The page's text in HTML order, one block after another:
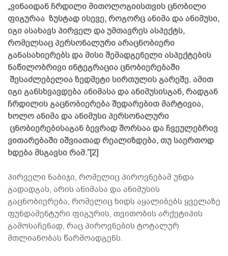
„ვინაიდან ჩრდილი მითოლოგიისთვის ცნობილი
ფიგურაა ზუსტად ისევე, როგორც ანიმა და ანიმუსი,
იგი ასახავს პირველ და უმთავრეს ასპექტს,
რომელსაც პერსონალური არაცნობიერი
განასახიერებს და მისი შემადგენელი ასპექტების
ნაწილობრივი ინტეგრაცია ცნობიერებაში
შესაძლებელია ზედმეტი სირთულის გარეშე. ამით
იგი განსხვავდება ანიმასა და ანიმუსისგან, რადგან
ჩრდილის გაცნობიერება შედარებით მარტივია,
ხოლო ანიმა და ანიმუსი პერსონალური
ცნობიერებისაგან ბევრად შორსაა და ჩვეულებრივ
ვითარებაში იშვიათად რეალიზდება, თუ საერთოდ
ხდება მსგავსი რამ.”[2]
პირველი ნაბიჯი, რომელიც პიროვნებამ უნდა
გადადგას, არის ანიმასა და ანიმუსის
გაცნობიერება, რომელიც ხიდს აყალიბებს ყველაზე
ფუნდამენტური ფიგურის, თვითობის არქეტიპის
გამოსაჩენად, რაც პიროვნების ტოტალურ
მთლიანობას წარმოადგენს.